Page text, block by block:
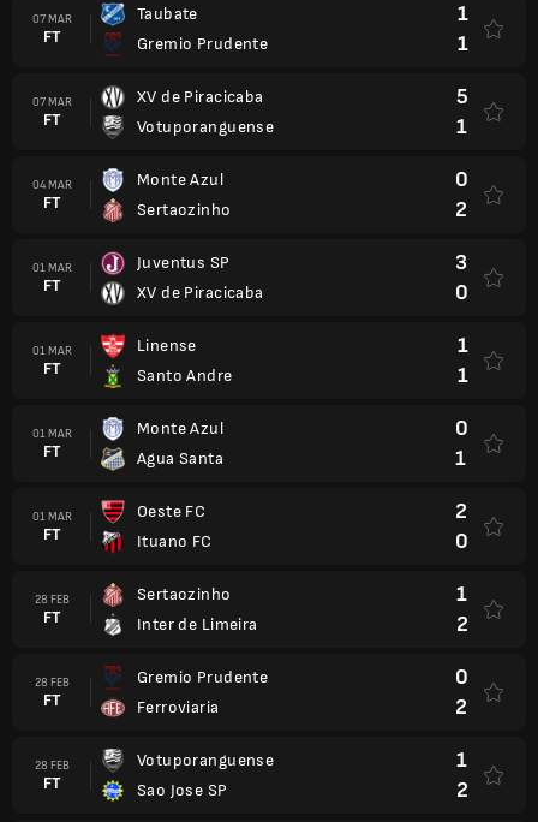
07 MAR
FT
Taubate
Gremio Prudente
1
1
07 MAR
FT
XV de Piracicaba
Votuporanguense
5
1
04 MAR
FT
Monte Azul
Sertaozinho
0
2
01 MAR
FT
Juventus SP
XV de Piracicaba
3
0
01 MAR
FT
Linense
Santo Andre
1
1
01 MAR
FT
Monte Azul
Agua Santa
0
1
01 MAR
FT
Oeste FC
Ituano FC
2
0
28 FEB
FT
Sertaozinho
Inter de Limeira
1
2
28 FEB
FT
Gremio Prudente
Ferroviaria
0
2
28 FEB
FT
Votuporanguense
Sao Jose SP
1
2